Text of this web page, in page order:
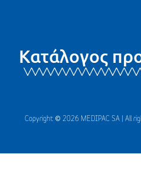
Κατάλογος
Copyright © 2026 MEDIPAC SA | All